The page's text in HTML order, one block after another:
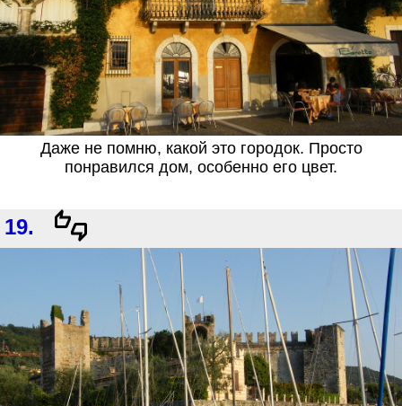
Даже не помню, какой это городок. Просто
понравился дом, особенно его цвет.
19.